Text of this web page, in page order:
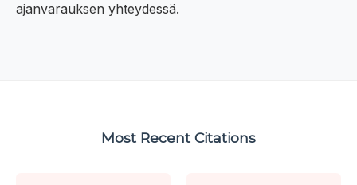
ajanvarauksen yhteydessä.
Most Recent Citations